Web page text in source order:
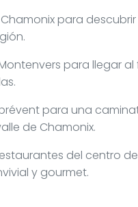
para
para llegar
para una
de Chamonix.
del centro
y gourmet.